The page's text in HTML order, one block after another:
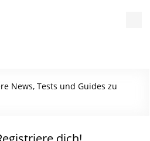
News, Tests und Guides zu